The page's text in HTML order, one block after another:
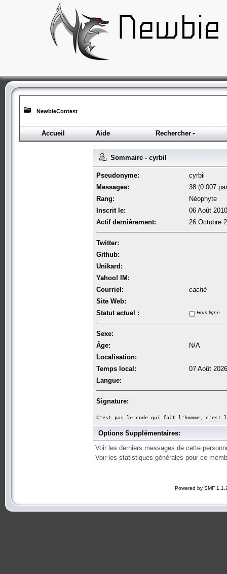
NewbieContest
Accueil Aide Rechercher
Sommaire - cyrbil
Pseudonyme:
cyrbil
Messages:
38 (0.007
Rang:
Néophyte
Inscrit le:
06 Août
Actif dernièrement:
26 Octobre
Twitter:
Github:
Unikard:
Yahoo! IM:
Courriel:
caché
Site Web:
Statut actuel :
Hors ligne
Sexe:
Âge:
N/A
Localisation:
Temps local:
07 Août
Langue:
Signature:
C'est pas le code qui fait l'homme, c'est
Options Supplémentaires:
Voir les derniers messages de cette
Voir les statistiques générales pour ce
Powered by SMF